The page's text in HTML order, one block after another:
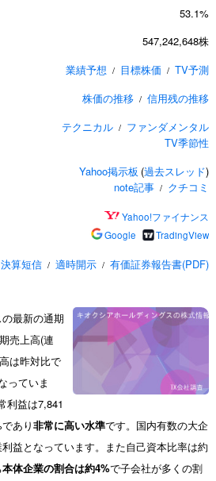
53.1%
547,242,648株
業績予想 / 目標株価 / TV予測
株価の推移 / 信用残の推移
テクニカル / ファンダメンタル
TV季節性
Yahoo掲示板 (過去スレッド)
note記事 / クチコミ
Yahoo!ファイナンス
Google
TradingView
決算短信 / 適時開示 / 有価証券報告書(PDF)
最新の通期
売上高(連
は昨対比で
っていま
利益は7,841
あり非常に高い水準です。国内有数の大企
益となっています。また自己資本比率は約
本体企業の割合は約4%で子会社が多くの割